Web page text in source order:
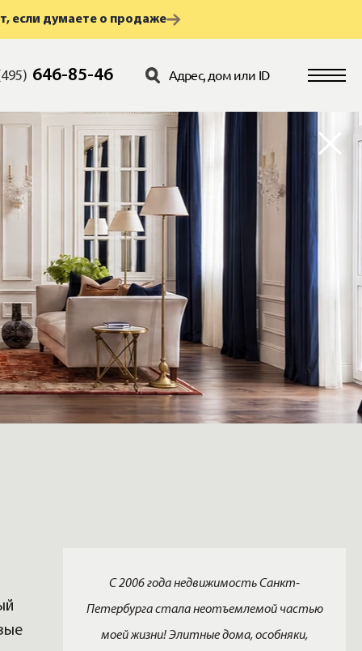
если думаете о продаже
646-85-46
С 2006 года недвижимость Санкт-
Петербурга стала неотъемлемой частью
моей жизни! Элитные дома, особняки,